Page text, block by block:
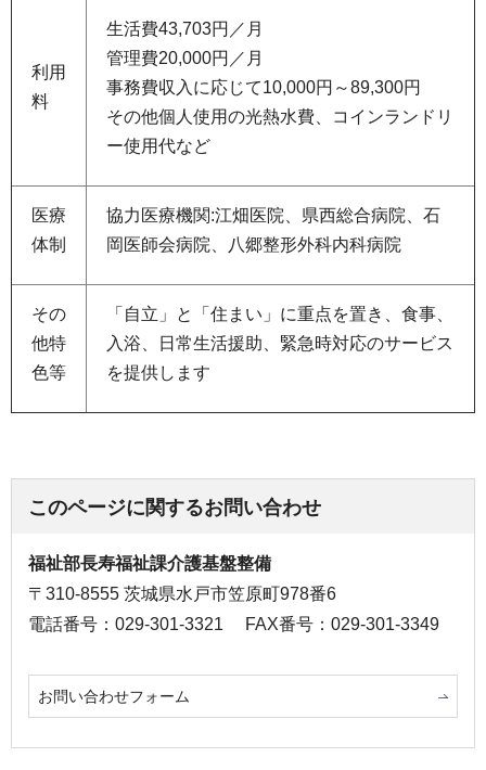
利用
料
生活費43,703円／月
管理費20,000円／月
事務費収入に応じて10,000円～89,300円
その他個人使用の光熱水費、コインランドリ
ー使用代など
医療
体制
協力医療機関:江畑医院、県西総合病院、石
岡医師会病院、八郷整形外科内科病院
その
他特
色等
「自立」と「住まい」に重点を置き、食事、
入浴、日常生活援助、緊急時対応のサービス
を提供します
このページに関するお問い合わせ
福祉部長寿福祉課介護基盤整備
〒310-8555 茨城県水戸市笠原町978番6
電話番号：029-301-3321
FAX番号：029-301-3349
お問い合わせフォーム